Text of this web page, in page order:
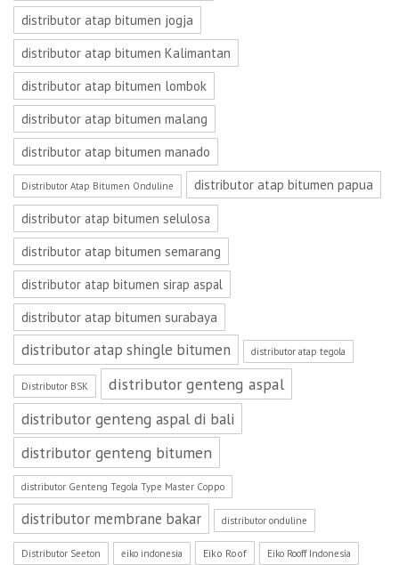
distributor atap bitumen jogja
distributor atap bitumen Kalimantan
distributor atap bitumen lombok
distributor atap bitumen malang
distributor atap bitumen manado
Distributor Atap Bitumen Onduline
distributor atap bitumen papua
distributor atap bitumen selulosa
distributor atap bitumen semarang
distributor atap bitumen sirap aspal
distributor atap bitumen surabaya
distributor atap shingle bitumen distributor atap tegola
Distributor BSK
distributor genteng aspal
distributor genteng aspal di bali
distributor genteng bitumen
distributor Genteng Tegola Type Master Coppo
distributor membrane bakar distributor onduline
Distributor Seeton eiko indonesia Eiko Roof Eiko Rooff Indonesia